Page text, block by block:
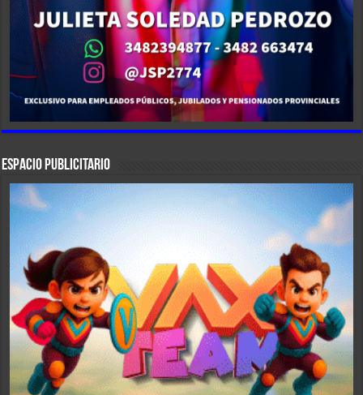
ESPACIO PUBLICITARIO